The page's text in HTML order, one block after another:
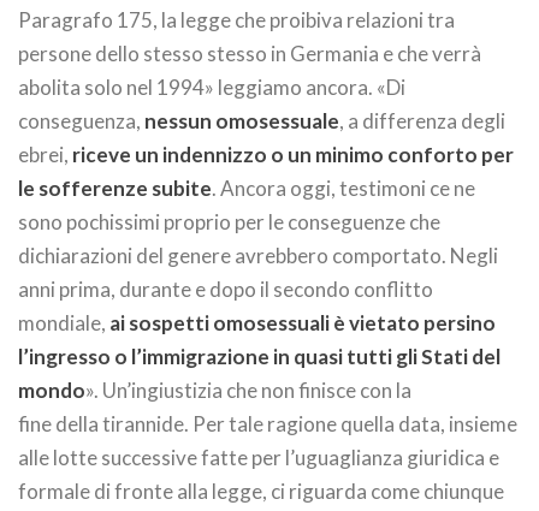
Paragrafo 175, la legge che proibiva relazioni tra
persone dello stesso stesso in Germania e che verrà
abolita solo nel 1994» leggiamo ancora. «Di
conseguenza, nessun omosessuale, a differenza degli
ebrei, riceve un indennizzo o un minimo conforto per
le sofferenze subite. Ancora oggi, testimoni ce ne
sono pochissimi proprio per le conseguenze che
dichiarazioni del genere avrebbero comportato. Negli
anni prima, durante e dopo il secondo conflitto
mondiale, ai sospetti omosessuali è vietato persino
l’ingresso o l’immigrazione in quasi tutti gli Stati del
mondo». Un’ingiustizia che non finisce con la
fine della tirannide. Per tale ragione quella data, insieme
alle lotte successive fatte per l’uguaglianza giuridica e
formale di fronte alla legge, ci riguarda come chiunque